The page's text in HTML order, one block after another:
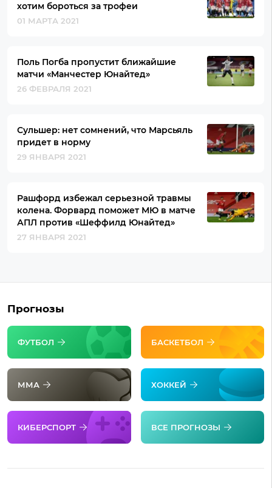
хотим бороться за трофеи
01 МАРТА 2021
Поль Погба пропустит ближайшие
матчи «Манчестер Юнайтед»
26 ФЕВРАЛЯ 2021
Сульшер: нет сомнений, что Марсьяль
придет в норму
29 ЯНВАРЯ 2021
Рашфорд избежал серьезной травмы
колена. Форвард поможет МЮ в матче
АПЛ против «Шеффилд Юнайтед»
27 ЯНВАРЯ 2021
Прогнозы
ФУТБОЛ БАСКЕТБОЛ
ММА ХОККЕЙ
КИБЕРСПОРТ ВСЕ ПРОГНОЗЫ